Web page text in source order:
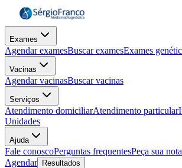
Exames
Agendar examesBuscar examesExames
Vacinas
Agendar vacinasBuscar vacinas
Serviços
Atendimento domiciliarAtendimento particular
Unidades
Ajuda
Fale conoscoPerguntas frequentesPeça sua
Agendar
Resultados